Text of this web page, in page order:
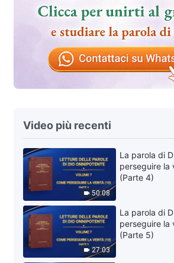
Video più recenti
50:08
La parola di
perseguire la
(Parte 4)
27:03
La parola di
perseguire la
(Parte 5)